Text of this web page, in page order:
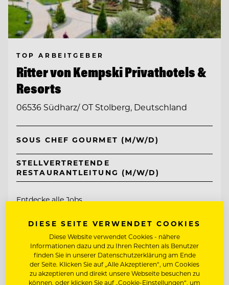
TOP ARBEITGEBER
Ritter von Kempski Privathotels &
Resorts
06536 Südharz/ OT Stolberg, Deutschland
SOUS CHEF GOURMET (M/W/D)
STELLVERTRETENDE
RESTAURANTLEITUNG (M/W/D)
Entdecke alle Jobs
DIESE SEITE VERWENDET COOKIES
Diese Website verwendet Cookies - nähere
Informationen dazu und zu Ihren Rechten als Benutzer
finden Sie in unserer Datenschutzerklärung am Ende
der Seite. Klicken Sie auf „Alle Akzeptieren“, um Cookies
zu akzeptieren und direkt unsere Webseite besuchen zu
können, oder klicken Sie auf „Cookie-Einstellungen“, um